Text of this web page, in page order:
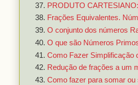
PRODUTO
Frações Equivalentes.
O conjunto dos números
O que são Números
Como Fazer Simplificação
Redução de frações a um
Como fazer para somar